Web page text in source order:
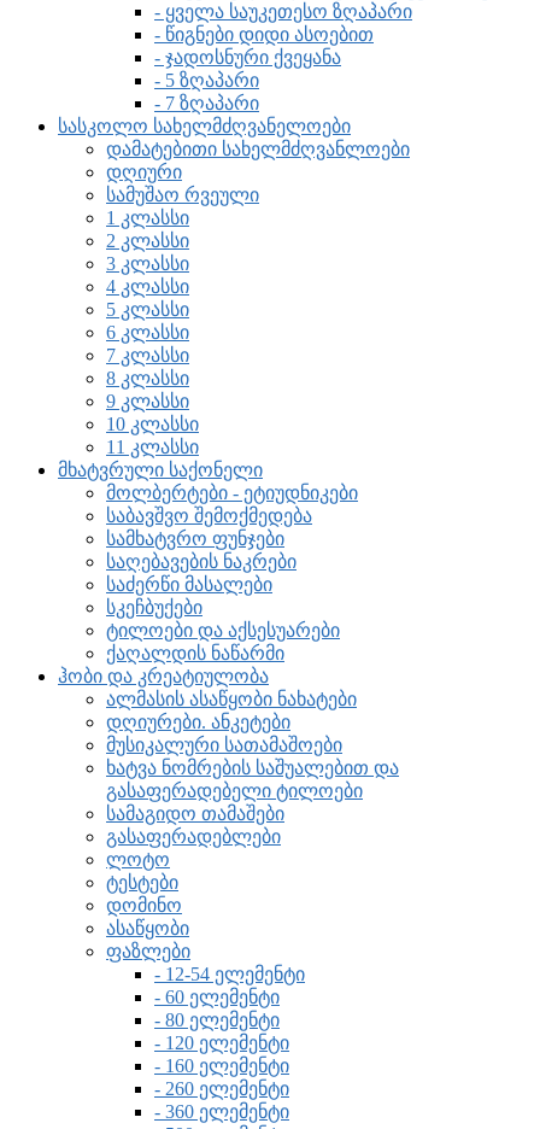
- ყველა საუკეთესო ზღაპარი
- წიგნები დიდი ასოებით
- ჯადოსნური ქვეყანა
- 5 ზღაპარი
- 7 ზღაპარი
სასკოლო სახელმძღვანელოები
დამატებითი სახელმძღვანლოები
დღიური
სამუშაო რვეული
1 კლასსი
2 კლასსი
3 კლასსი
4 კლასსი
5 კლასსი
6 კლასსი
7 კლასსი
8 კლასსი
9 კლასსი
10 კლასსი
11 კლასსი
მხატვრული საქონელი
მოლბერტები - ეტიუდნიკები
საბავშვო შემოქმედება
სამხატვრო ფუნჯები
საღებავების ნაკრები
საძერწი მასალები
სკეჩბუქები
ტილოები და აქსესუარები
ქაღალდის ნაწარმი
ჰობი და კრეატიულობა
ალმასის ასაწყობი ნახატები
დღიურები. ანკეტები
მუსიკალური სათამაშოები
ხატვა ნომრების საშუალებით და
გასაფერადებელი ტილოები
სამაგიდო თამაშები
გასაფერადებლები
ლოტო
ტესტები
დომინო
ასაწყობი
ფაზლები
- 12-54 ელემენტი
- 60 ელემენტი
- 80 ელემენტი
- 120 ელემენტი
- 160 ელემენტი
- 260 ელემენტი
- 360 ელემენტი